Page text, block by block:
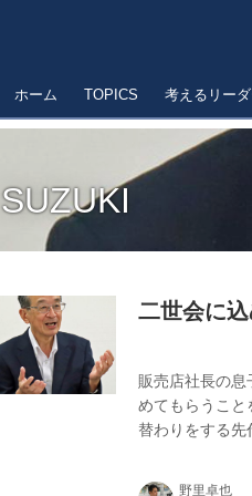
ホーム TOPICS 考えるリー
SUZUKI
二世会に
販売店社長の
めてもらうこと
替わりをする先
野里卓也